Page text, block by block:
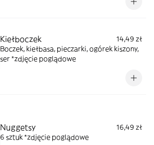
Kiełboczek
14,49 zł
Boczek, kiełbasa, pieczarki, ogórek kiszony,
ser *zdjęcie poglądowe
Nuggetsy
16,49 zł
6 sztuk *zdjęcie poglądowe